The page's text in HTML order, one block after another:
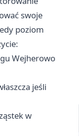
swoje
poziom
Wejherowo
jeśli
w